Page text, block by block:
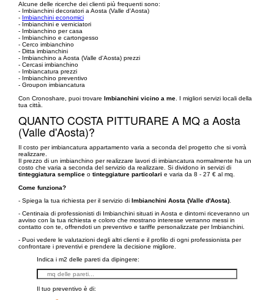
Alcune delle ricerche dei clienti più frequenti sono:
- Imbianchini decoratori a Aosta (Valle d'Aosta)
- Imbianchini economici
- Imbianchini e verniciatori
- Imbianchino per casa
- Imbianchino e cartongesso
- Cerco imbianchino
- Ditta imbianchini
- Imbianchino a Aosta (Valle d'Aosta) prezzi
- Cercasi imbianchino
- Imbiancatura prezzi
- Imbianchino preventivo
- Groupon imbiancatura
Con Cronoshare, puoi trovare Imbianchini vicino a me . I migliori servizi locali della
tua città.
QUANTO COSTA PITTURARE A MQ a Aosta
(Valle d'Aosta)?
Il costo per imbiancatura appartamento varia a seconda del progetto che si vorrà
realizzare.
Il prezzo di un imbianchino per realizzare lavori di imbiancatura normalmente ha un
costo che varia a seconda del servizio da realizzare. Si dividono in servizi di
tinteggiatura semplice o tinteggiature particolari e varia da 8 - 27 € al mq.
Come funziona?
- Spiega la tua richiesta per il servizio di Imbianchini Aosta (Valle d'Aosta)
- Centinaia di professionisti di Imbianchini situati in Aosta e dintorni riceveranno un
avviso con la tua richiesta e coloro che mostrano interesse verranno messi in
contatto con te, offrendoti un preventivo e tariffe personalizzate per Imbianchini.
- Puoi vedere le valutazioni degli altri clienti e il profilo di ogni professionista per
confrontare i preventivi e prendere la decisione migliore.
Indica i m2 delle pareti da dipingere:
Il tuo preventivo è di: